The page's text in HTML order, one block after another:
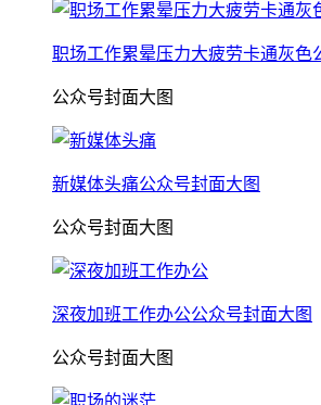
职场工作累晕压力大疲劳卡通灰色
公众号封面大图
新媒体头痛公众号封面大图
公众号封面大图
深夜加班工作办公公众号封面大图
公众号封面大图